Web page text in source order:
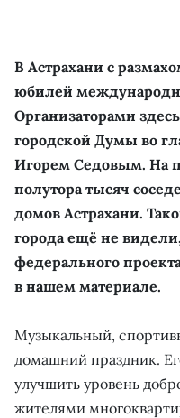
В Астрахани с
юбилей
Организаторами
городской Думы во
Игорем Седовым. На
полутора тысяч
домов Астрахани.
города ещё не
федерального
в нашем материале.
Музыкальный,
домашний праздник.
улучшить уровень
жителями